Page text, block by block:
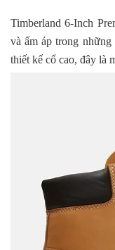
Timberland 6-Inch
và ấm áp trong
thiết kế cổ cao, đây là